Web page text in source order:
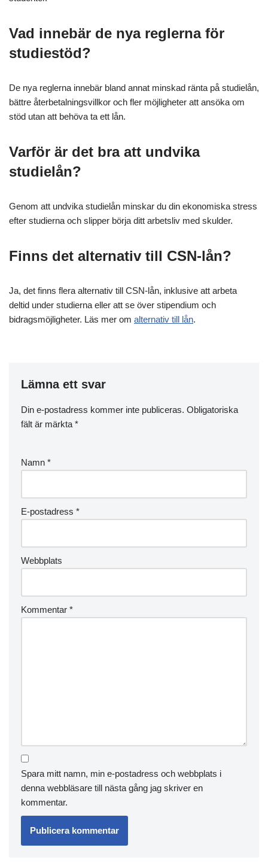
Vad innebär de nya reglerna för
studiestöd?
De nya reglerna innebär bland annat minskad ränta på studielån,
bättre återbetalningsvillkor och fler möjligheter att ansöka om
stöd utan att behöva ta ett lån.
Varför är det bra att undvika
studielån?
Genom att undvika studielån minskar du din ekonomiska stress
efter studierna och slipper börja ditt arbetsliv med skulder.
Finns det alternativ till CSN-lån?
Ja, det finns flera alternativ till CSN-lån, inklusive att arbeta
deltid under studierna eller att se över stipendium och
bidragsmöjligheter. Läs mer om alternativ till lån.
Lämna ett svar
Din e-postadress kommer inte publiceras. Obligatoriska
fält är märkta *
Namn *
E-postadress *
Webbplats
Kommentar *
Spara mitt namn, min e-postadress och webbplats i
denna webbläsare till nästa gång jag skriver en
kommentar.